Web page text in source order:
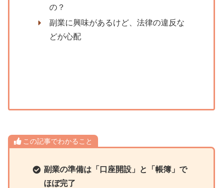
の？
副業に興味があるけど、法律の違反な
どが心配
この記事でわかること
副業の準備は「口座開設」と「帳簿」で
ほぼ完了